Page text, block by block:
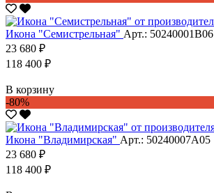
Икона "Семистрельная" Арт.: 50240001В06
23 680 ₽
118 400 ₽
В корзину
-80%
Икона "Владимирская" Арт.: 50240007А05
23 680 ₽
118 400 ₽